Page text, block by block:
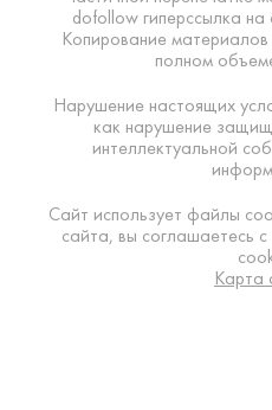
dofollow гиперссылка
Копирование
полном
Нарушение настоящих
как нарушение
интеллектуальной
Сайт использует файлы
сайта, вы соглашаетесь
Карта